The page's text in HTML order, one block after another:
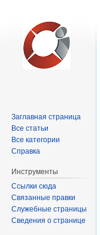
Заглавная страница
Все статьи
Все категории
Справка
Инструменты
Ссылки сюда
Связанные правки
Служебные страницы
Сведения о странице